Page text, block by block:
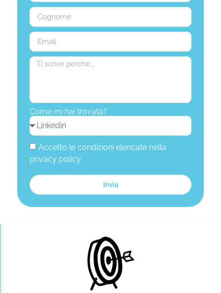
Come mi hai trovata?
Accetto le condizioni elencate nella
privacy policy
Invia